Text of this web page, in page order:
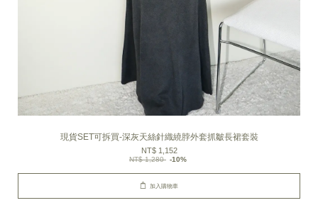
現貨SET可拆買-深灰天絲針織繞脖外套抓皺長裙套裝
NT$ 1,152
NT$ 1,280 -10%
加入購物車